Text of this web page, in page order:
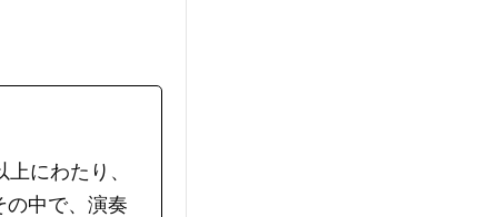
にわたり、
中で、演奏